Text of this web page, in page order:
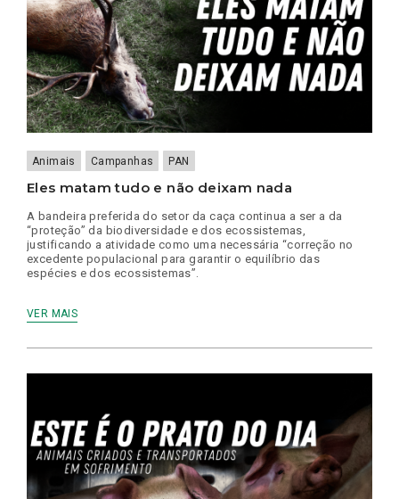
Animais Campanhas PAN
Eles matam tudo e não deixam nada
A bandeira preferida do setor da caça continua a ser a da
“proteção” da biodiversidade e dos ecossistemas,
justificando a atividade como uma necessária “correção no
excedente populacional para garantir o equilíbrio das
espécies e dos ecossistemas”.
VER MAIS